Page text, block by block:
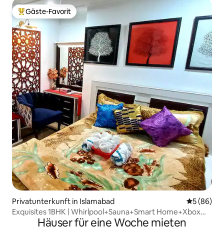
Beliebter Gäste-Favorit.
Gäste-Favorit
Privatunterkunft in Islamabad
5 (86)
Exquisites 1BHK | Whirlpool+Sauna+Smart Home+Xbox
Häuser für eine Woche mieten